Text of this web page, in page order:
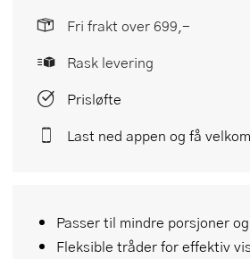
Passer til mindre porsjoner
Fleksible tråder for effektiv
Fri frakt over 699,-
Rask levering
Prisløfte
Last ned appen og få